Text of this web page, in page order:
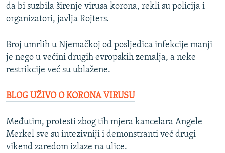
MOJA EVROPA
TRI DECENIJE OD RATA U BIH
SVE KARTE DEJTONA
NASTANAK I RASPAD JUGOSLAVIJE
da bi suzbila širenje virusa korona, rekli su policija i
organizatori, javlja Rojters.
Broj umrlih u Njemačkoj od posljedica infekcije manji
je nego u većini drugih evropskih zemalja, a neke
restrikcije već su ublažene.
BLOG UŽIVO O KORONA VIRUSU
Međutim, protesti zbog tih mjera kancelara Angele
Merkel sve su intezivniji i demonstranti već drugi
vikend zaredom izlaze na ulice.